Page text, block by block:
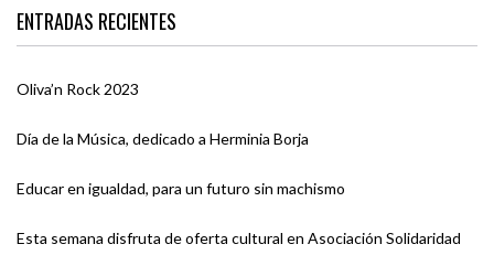
ENTRADAS RECIENTES
Oliva’n Rock 2023
Día de la Música, dedicado a Herminia Borja
Educar en igualdad, para un futuro sin machismo
Esta semana disfruta de oferta cultural en Asociación Solidaridad